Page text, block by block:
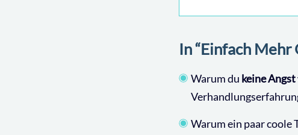
In “Einfach
Warum du keine Angst
Warum ein paar coole